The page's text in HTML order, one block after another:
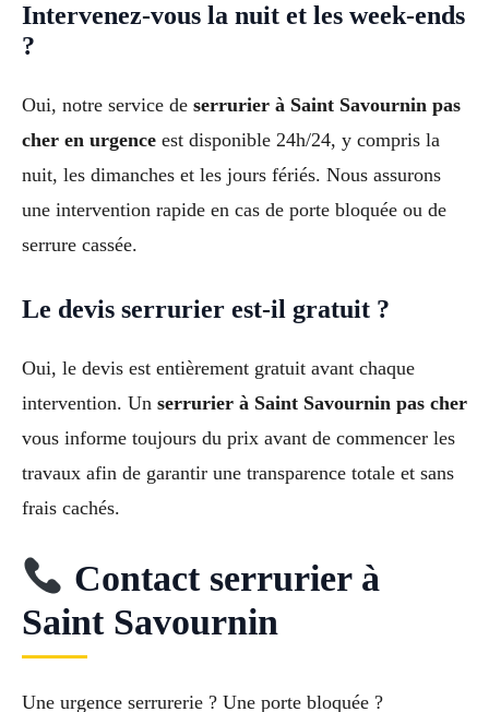
Intervenez-vous la nuit et les week-ends
?
Oui, notre service de serrurier à Saint Savournin pas
cher en urgence est disponible 24h/24, y compris la
nuit, les dimanches et les jours fériés. Nous assurons
une intervention rapide en cas de porte bloquée ou de
serrure cassée.
Le devis serrurier est-il gratuit ?
Oui, le devis est entièrement gratuit avant chaque
intervention. Un serrurier à Saint Savournin pas cher
vous informe toujours du prix avant de commencer les
travaux afin de garantir une transparence totale et sans
frais cachés.
Contact serrurier à
Saint Savournin
Une urgence serrurerie ? Une porte bloquée ?